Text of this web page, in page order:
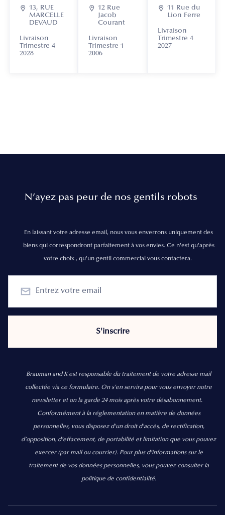
 13, RUE
MARCELLE
DEVAUD
Livraison
Trimestre 4
2028
 12 Rue
Jacob
Courant
Livraison
Trimestre 1
2006
 11 Rue du
Lion Ferre
Livraison
Trimestre 4
2027
N’ayez pas peur de nos gentils robots
En laissant votre adresse email, nous vous enverrons uniquement des
biens qui correspondront parfaitement à vos envies. Ce n'est qu'après
votre choix , qu'un gentil commercial vous contactera.
Brauman and K est responsable du traitement de votre adresse mail
collectée via ce formulaire. On s’en servira pour vous envoyer notre
newsletter et on la garde 24 mois après votre désabonnement.
Conformément à la réglementation en matière de données
personnelles, vous disposez d'un droit d'accès, de rectification,
d’opposition, d’effacement, de portabilité et limitation que vous pouvez
exercer (par mail ou courrier). Pour plus d’informations sur le
traitement de vos données personnelles, vous pouvez consulter la
politique de confidentialité.